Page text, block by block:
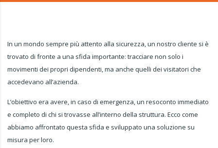
In un mondo sempre più attento alla sicurezza, un nostro cliente si è
trovato di fronte a una sfida importante: tracciare non solo i
movimenti dei propri dipendenti, ma anche quelli dei visitatori che
accedevano all’azienda.
L’obiettivo era avere, in caso di emergenza, un resoconto immediato
e completo di chi si trovasse all’interno della struttura. Ecco come
abbiamo affrontato questa sfida e sviluppato una soluzione su
misura per loro.